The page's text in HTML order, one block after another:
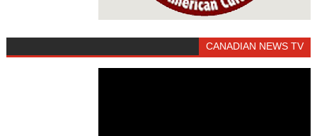
CANADIAN NEWS TV